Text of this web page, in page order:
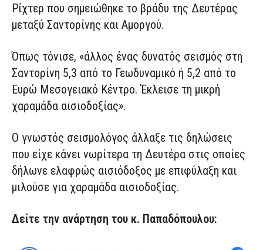
Ρίχτερ που σημειώθηκε το βράδυ της Δευτέρας
μεταξύ Σαντορίνης και Αμοργού.
Όπως τόνισε, «άλλος ένας δυνατός σεισμός στη
Σαντορίνη 5,3 από το Γεωδυναμικό ή 5,2 από το
Ευρώ Μεσογειακό Κέντρο. Έκλεισε τη μικρή
χαραμάδα αισιοδοξίας».
Ο γνωστός σεισμολόγος άλλαξε τις δηλώσεις
που είχε κάνει νωρίτερα τη Δευτέρα στις οποίες
δήλωνε ελαφρώς αισιόδοξος με επιφύλαξη και
μιλούσε για χαραμάδα αισιοδοξίας.
Δείτε την ανάρτηση του κ. Παπαδόπουλου: